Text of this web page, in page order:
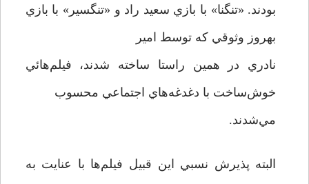
بودند. «تنگنا» با بازي سعيد راد و «تنگسير» با بازي
بهروز وثوقي که توسط امير
نادري در همین راستا ساخته شدند، فيلم‌هائي
خوش‌ساخت با دغدغه‌هاي اجتماعي محسوب
مي‌شدند.
البته پذيرش نسبي اين قبيل فيلم‌ها با عنايت به